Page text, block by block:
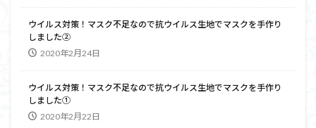
ウイルス対策！マスク不足なので抗ウイルス生地でマスクを手作り
しました②
2020年2月24日
ウイルス対策！マスク不足なので抗ウイルス生地でマスクを手作り
しました①
2020年2月22日